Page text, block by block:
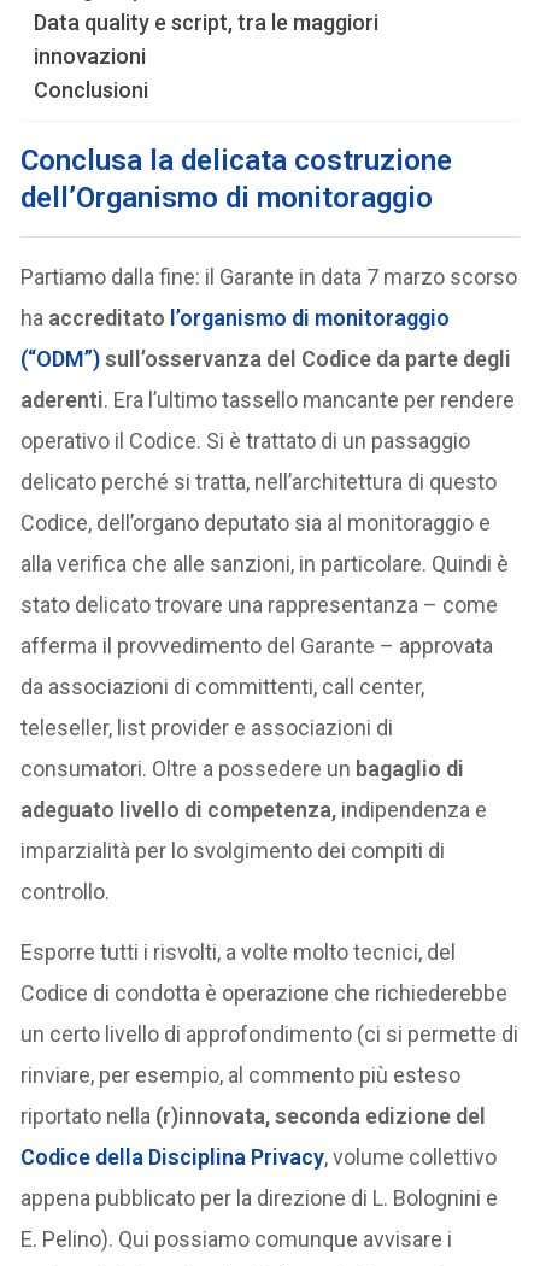
Data quality e script, tra le maggiori
innovazioni
Conclusioni
Conclusa la delicata costruzione
del l’Organismo di monitoraggio
Partiamo dalla fine: il Garante in data 7 marzo scorso
ha accreditato l’organismo di monitoraggio
(“ODM”)sull’osservanza del Codice da parte degli
aderenti. Era l’ultimo tassello mancante per rendere
operativo il Codice. Si è trattato di un passaggio
delicato perché si tratta, nell’architettura di questo
Codice, dell’organo deputato sia al monitoraggio e
alla verifica che alle sanzioni, in particolare. Quindi è
stato delicato trovare una rappresentanza – come
afferma il provvedimento del Garante – approvata
da associazioni di committenti, call center,
teleseller, list provider e associazioni di
consumatori. Oltre a possedere un bagaglio di
adeguato livello di competenza, indipendenza e
imparzialità per lo svolgimento dei compiti di
controllo.
Esporre tutti i risvolti, a volte molto tecnici, del
Codice di condotta è operazione che richiederebbe
un certo livello di approfondimento (ci si permette di
rinviare, per esempio, al commento più esteso
riportato nella (r)innovata, seconda edizione del
Codice della Disciplina Privacy, volume collettivo
appena pubblicato per la direzione di L. Bolognini e
E. Pelino). Qui possiamo comunque avvisare i